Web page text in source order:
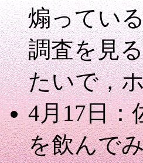
煽ってい
調査を見
たいで，
4月17日：
を飲んで